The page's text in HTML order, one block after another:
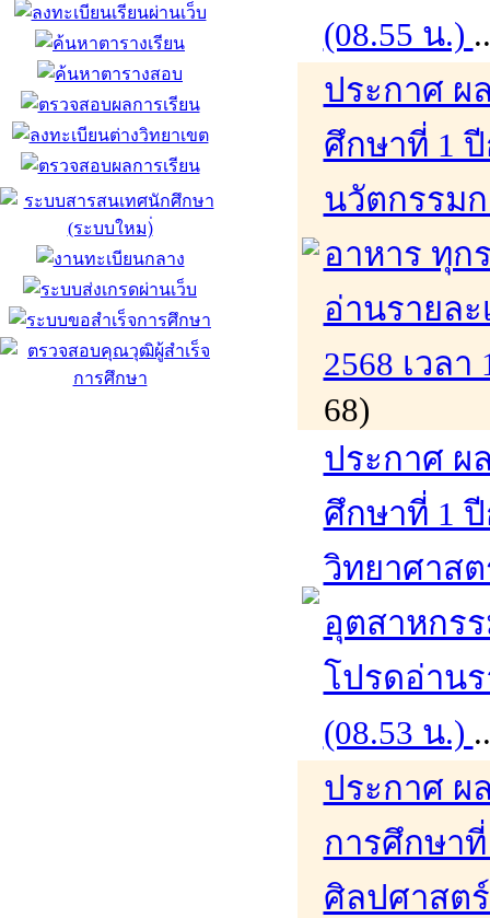
(08.55 น.)
ประกาศ ผ
ศึกษาที่ 1
นวัตกรรม
อาหาร ทุก
อ่านรายละ
2568 เวล
68)
ประกาศ ผ
ศึกษาที่ 1
วิทยาศาส
อุตสาหกร
โปรดอ่านร
(08.53 น.)
ประกาศ ผ
การศึกษา
ศิลปศาสต